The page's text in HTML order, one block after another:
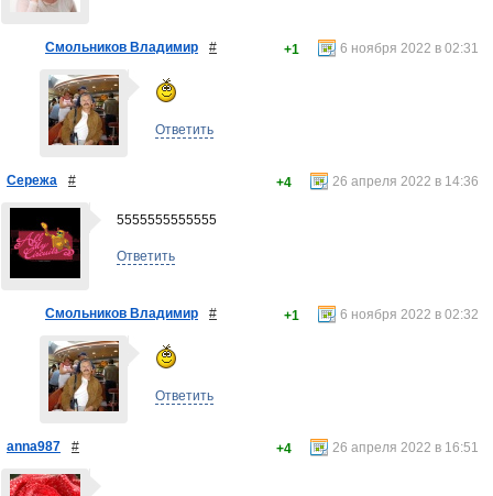
Смольников Владимир # 6 ноября 2022 в 02:31
+1
Ответить
Сережа # 26 апреля 2022 в 14:36
+4
5555555555555
Ответить
Смольников Владимир # 6 ноября 2022 в 02:32
+1
Ответить
anna987 # 26 апреля 2022 в 16:51
+4